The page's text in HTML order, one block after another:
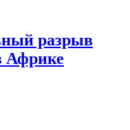
разрыв
Африке